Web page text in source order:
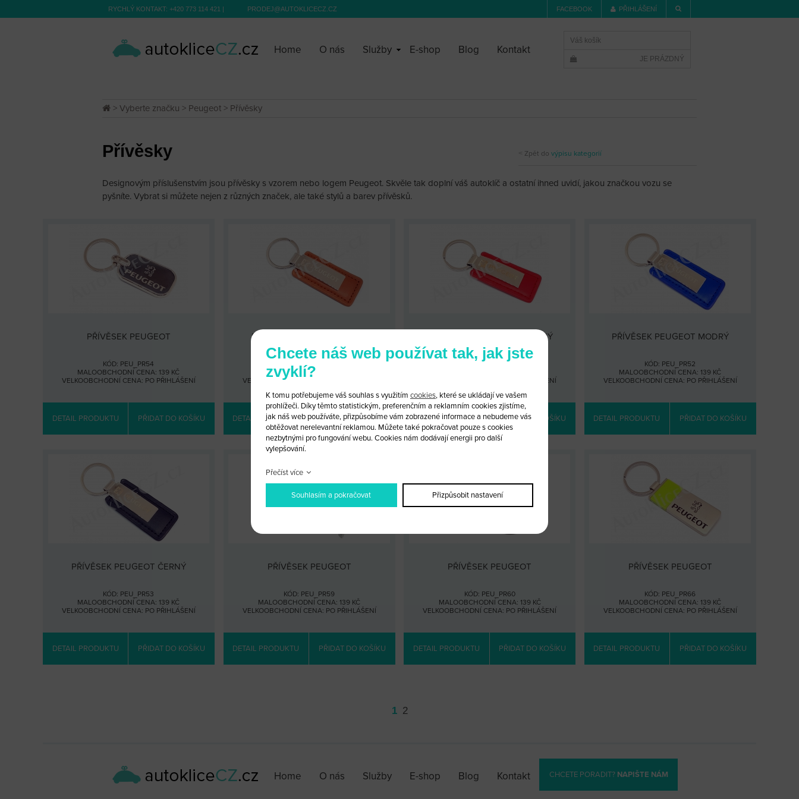
RYCHLÝ KONTAKT: +420 773 114 421 | PRODEJ@AUTOKLICECZ.CZ FACEBOOK PŘIHLÁŠENÍ
Home O nás Služby E-shop Blog Kontakt
Váš košík
JE PRÁZDNÝ
> Vyberte značku > Peugeot > Přívěsky
Zpět do výpisu kategorií
Přívěsky
Designovým příslušenstvím jsou přívěsky s vzorem nebo logem Peugeot. Skvěle tak doplní váš autoklíč a ostatní ihned uvidí, jakou značkou vozu se
pyšníte. Vybrat si můžete nejen z různých značek, ale také stylů a barev přívěsků.
PŘÍVĚSEK PEUGEOT
KÓD: PEU_PR54
MALOOBCHODNÍ CENA: 139 KČ
VELKOOBCHODNÍ CENA: PO PŘIHLÁŠENÍ
DETAIL PRODUKTU PŘIDAT DO KOŠÍKU
PŘÍVĚSEK PEUGEOT HNĚDÝ
KÓD: PEU_PR50
MALOOBCHODNÍ CENA: 139 KČ
VELKOOBCHODNÍ CENA:
DETAIL PRODUKTU PŘIDAT DO KOŠÍKU
PŘÍVĚSEK PEUGEOT ČERVENÝ
KÓD: PEU_PR51
PO PŘIHLÁŠENÍ
DETAIL PRODUKTU PŘIDAT DO KOŠÍKU
PŘÍVĚSEK PEUGEOT MODRÝ
KÓD: PEU_PR52
MALOOBCHODNÍ CENA: 139 KČ
VELKOOBCHODNÍ CENA: PO PŘIHLÁŠENÍ
DETAIL PRODUKTU PŘIDAT DO KOŠÍKU
PŘÍVĚSEK PEUGEOT ČERNÝ
KÓD: PEU_PR53
MALOOBCHODNÍ CENA: 139 KČ
VELKOOBCHODNÍ CENA: PO PŘIHLÁŠENÍ
DETAIL PRODUKTU PŘIDAT DO KOŠÍKU
PŘÍVĚSEK PEUGEOT
KÓD: PEU_PR59
MALOOBCHODNÍ CENA: 139 KČ
VELKOOBCHODNÍ CENA: PO PŘIHLÁŠENÍ
DETAIL PRODUKTU PŘIDAT DO KOŠÍKU
PŘÍVĚSEK PEUGEOT
KÓD: PEU_PR60
MALOOBCHODNÍ CENA: 139 KČ
VELKOOBCHODNÍ CENA: PO PŘIHLÁŠENÍ
DETAIL PRODUKTU PŘIDAT DO KOŠÍKU
PŘÍVĚSEK PEUGEOT
KÓD: PEU_PR66
MALOOBCHODNÍ CENA: 139 KČ
VELKOOBCHODNÍ CENA: PO PŘIHLÁŠENÍ
DETAIL PRODUKTU PŘIDAT DO KOŠÍKU
1 2
Home O nás Služby E-shop Blog Kontakt CHCETE PORADIT? NAPIŠTE NÁM
Chcete náš web používat tak, jak jste
zvyklí?
K tomu potřebujeme váš souhlas s využitím cookies, které se ukládají ve vašem
prohlížeči. Díky těmto statistickým, preferenčním a reklamním cookies zjistíme,
jak náš web používáte, přizpůsobíme vám zobrazené informace a nebudeme vás
obtěžovat nerelevantní reklamou. Můžete také pokračovat pouze s cookies
nezbytnými pro fungování webu. Cookies nám dodávají energii pro další
vylepšování.
Přečíst více
Souhlasím a pokračovat Přizpůsobit nastavení